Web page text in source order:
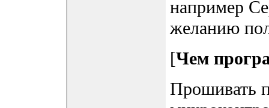
например
желанию
[Чем
Прошивать